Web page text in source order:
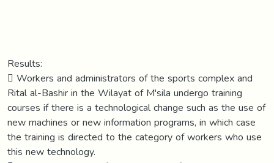
Results:
 Workers and administrators of the sports complex and
Rital al-Bashir in the Wilayat of M'sila undergo training
courses if there is a technological change such as the use of
new machines or new information programs, in which case
the training is directed to the category of workers who use
this new technology.